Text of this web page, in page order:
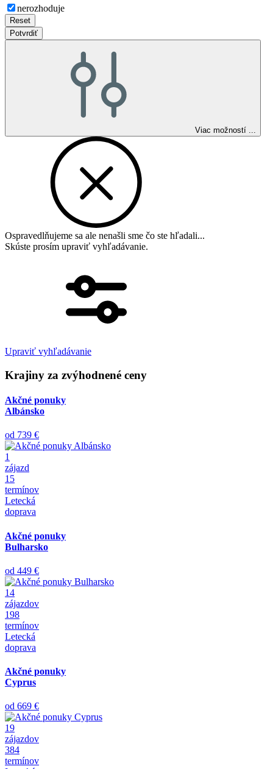
nerozhoduje
Reset
Potvrdiť
Viac možností ...
Ospravedlňujeme sa ale nenašli sme čo ste hľadali...
Skúste prosím upraviť vyhľadávanie.
Upraviť vyhľadávanie
Krajiny za zvýhodnené ceny
Akčné ponuky
Albánsko
od 739 €
1
zájazd
15
termínov
Letecká
doprava
Akčné ponuky
Bulharsko
od 449 €
14
zájazdov
198
termínov
Letecká
doprava
Akčné ponuky
Cyprus
od 669 €
19
zájazdov
384
termínov